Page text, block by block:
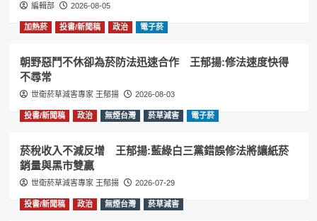
編輯部 2026-08-05
加熱菸 投書/新聞稿 政治 電子菸
朝野惡鬥不休卻為菸防法迅速合作 王郁揚:修法速度快得
不尋常
世衛菸草減害專家 王郁揚 2026-08-03
投書/新聞稿 政治 無煙台灣 菸草減害 電子菸
菸稅收入不減反增 王郁揚:藍綠白三黨錯誤修法將讓紙菸
銷量與黑市雙贏
世衛菸草減害專家 王郁揚 2026-07-29
投書/新聞稿 政治 無煙台灣 菸草減害